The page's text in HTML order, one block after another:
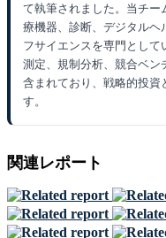
て執筆されました。当チー
療機器、診断、デジタルヘ
フサイエンスを専門とし
測定、規制分析、競合ベン
含まれており、戦略的投資
す。
関連レポート